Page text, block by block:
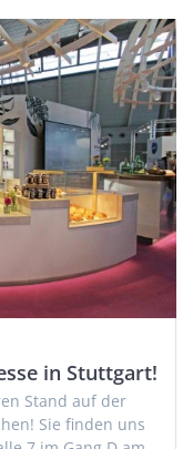
in Stuttgart!
Stand auf der
Sie finden uns